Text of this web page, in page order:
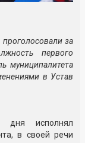
за
первого
муниципалитета
в Устав
дня исполнял
в своей речи